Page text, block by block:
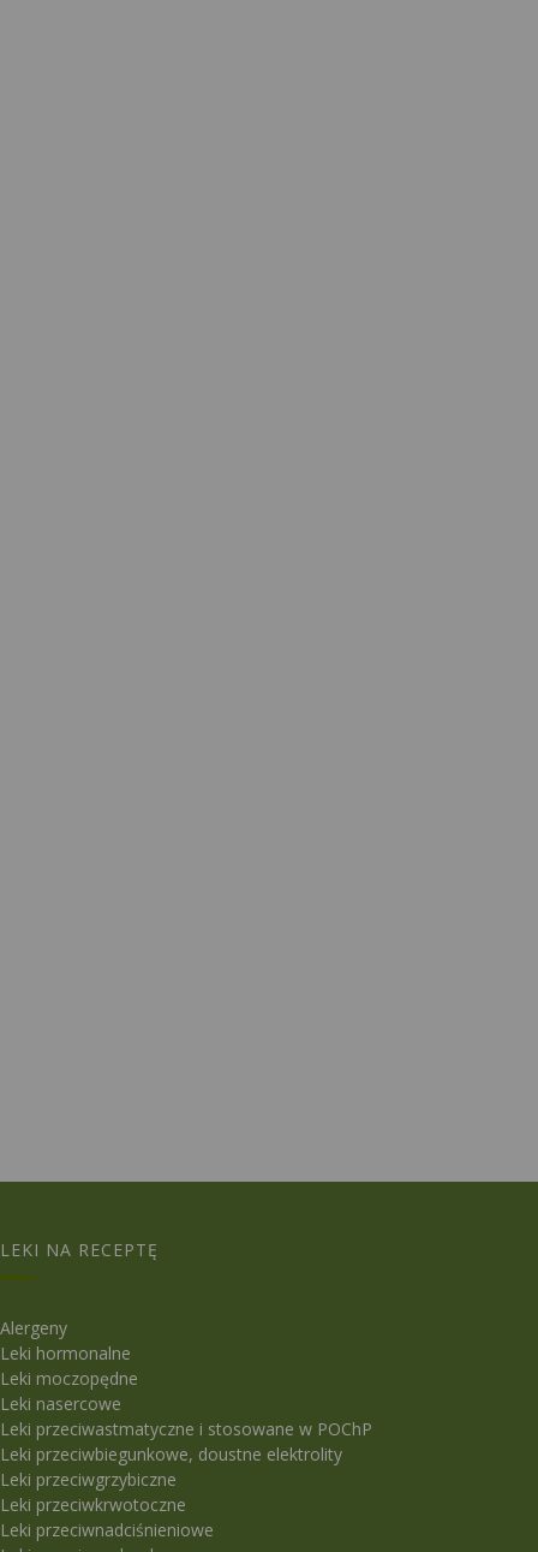
LEKI NA RECEPTĘ
Alergeny
Leki hormonalne
Leki moczopędne
Leki nasercowe
Leki przeciwastmatyczne i stosowane w POChP
Leki przeciwbiegunkowe, doustne elektrolity
Leki przeciwgrzybiczne
Leki przeciwkrwotoczne
Leki przeciwnadciśnieniowe